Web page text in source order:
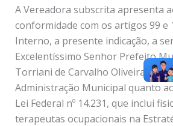
A Vereadora subscrita apresenta
conformidade com os artigos 99 e
Interno, a presente indicação, a
Excelentíssimo Senhor Prefeito
Torriani de Carvalho Oliveira,
Administração Municipal quanto
Lei Federal nº 14.231, que inclui
terapeutas ocupacionais na